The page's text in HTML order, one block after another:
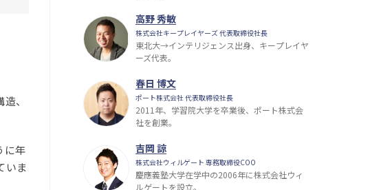
、
に年
いま
高野 秀敏
株式会社キープレイヤーズ 代表取締役社長
東北大→インテリジェンス出身、キープレイヤ
ーズ代表。
春日 博文
ポート株式会社 代表取締役社長
2011年、学習院大学を卒業後、ポート株式会
社を創業。
吉岡 諒
株式会社ウィルゲート 専務取締役COO
慶應義塾大学在学中の2006年に株式会社ウィ
ルゲートを設立。